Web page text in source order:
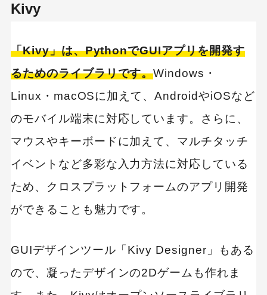
Kivy
「Kivy」は、PythonでGUIアプリを開発す
るためのライブラリです。Windows・
Linux・macOSに加えて、AndroidやiOSなど
のモバイル端末に対応しています。さらに、
マウスやキーボードに加えて、マルチタッチ
イベントなど多彩な入力方法に対応している
ため、クロスプラットフォームのアプリ開発
ができることも魅力です。
GUIデザインツール「Kivy Designer」もある
ので、凝ったデザインの2Dゲームも作れま